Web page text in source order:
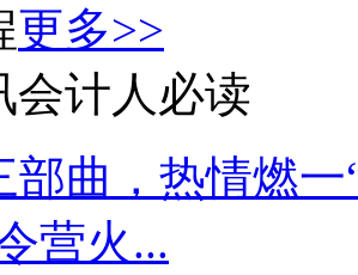
更多>>
会计人必读
部曲，热情燃一
营火...